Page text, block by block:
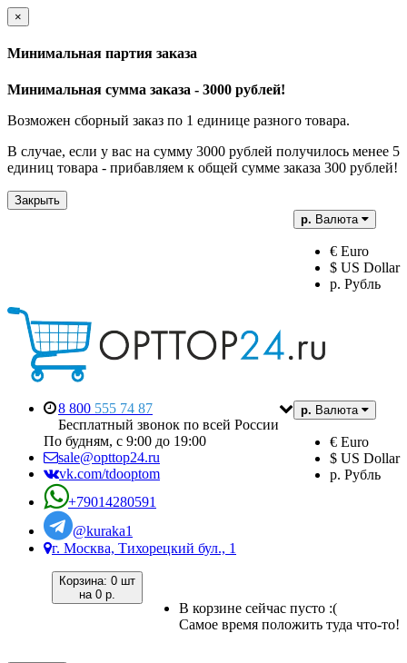
×
Минимальная партия заказа
Минимальная сумма заказа - 3000 рублей!
Возможен сборный заказ по 1 единице разного товара.
В случае, если у вас на сумму 3000 рублей получилось менее 5
единиц товара - прибавляем к общей сумме заказа 300 рублей!
Закрыть
р. Валюта
€ Euro
$ US Dollar
р. Рубль
р. Валюта
€ Euro
$ US Dollar
р. Рубль
8 800 555 74 87
Бесплатный звонок по всей России
По будням, с 9:00 до 19:00
sale@opttop24.ru
vk.com/tdooptom
+79014280591
@kuraka1
г. Москва, Тихорецкий бул., 1
Корзина: 0 шт
на 0 р.
В корзине сейчас пусто :(
Самое время положить туда что-то!